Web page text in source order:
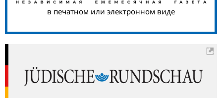
в печатном или электронном виде